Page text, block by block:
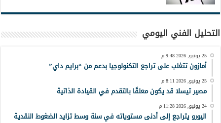
التحليل الفني اليومي
25 يونيو, 2026 9:48 م
أمازون تتغلب على تراجع التكنولوجيا بدعم من “برايم داي”
25 يونيو, 2026 8:11 م
مصير تيسلا قد يكون معلقًا بالتقدم في القيادة الذاتية
24 يونيو, 2026 11:28 م
اليورو يتراجع إلى أدنى مستوياته في سنة وسط تزايد الضغوط النقدية